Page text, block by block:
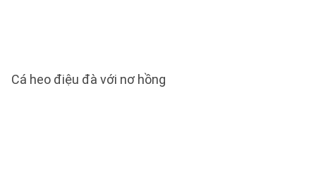
Cá heo điệu đà với nơ hồng